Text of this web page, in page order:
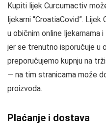
Kupiti lijek Curcumactiv
ljekarni “CroatiaCovid”.
u običnim online ljekarnama
jer se trenutno isporučuje u
preporučujemo kupnju na
— na tim stranicama može
proizvoda.
Plaćanje i dostava